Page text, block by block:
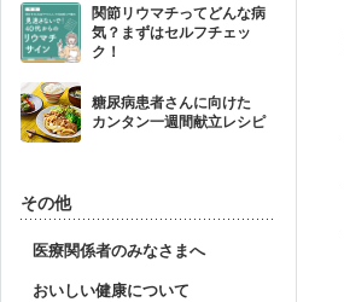
関節リウマチってどんな病
気？まずはセルフチェッ
ク！
糖尿病患者さんに向けた
カンタン一週間献立レシピ
その他
医療関係者のみなさまへ
おいしい健康について